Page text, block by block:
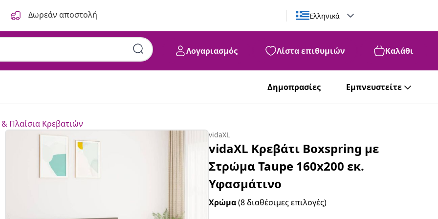
Δωρεάν αποστολή Ελληνικά
Λογαριασμός Λίστα επιθυμιών Καλάθι
Δημοπρασίες Εμπνευστείτε
Πλαίσια Κρεβατιών
vidaXL
vidaXL Κρεβάτι Boxspring με
Στρώμα Taupe 160x200 εκ.
Υφασμάτινο
Χρώμα(8 διαθέσιμες επιλογές)